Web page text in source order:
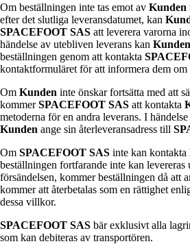
Om beställningen inte tas emot av Kunden
efter det slutliga leveransdatumet, kan
SPACEFOOT SAS att leverera varorna
händelse av utebliven leverans kan Kunden
beställningen genom att kontakta
kontaktformuläret för att informera dem om
Om Kunden inte önskar fortsätta med att
kommerSPACEFOOT SAS att kontakta
metoderna för en andra leverans. I
Kunden ange sin återleveransadress till
Om SPACEFOOT SAS inte kan kontakta
beställningen fortfarande inte kan levereras
försändelsen, kommer beställningen då att
kommer att återbetalas som en rättighet
dessa villkor.
SPACEFOOT SAS bär exklusivt alla
som kan debiteras av transportören.